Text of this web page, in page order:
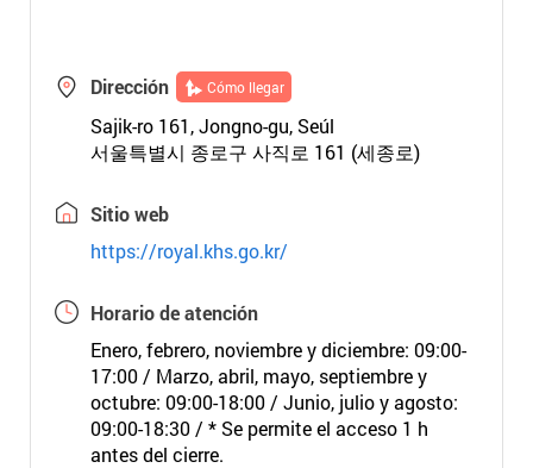
Dirección Cómo llegar
Sajik-ro 161, Jongno-gu, Seúl
서울특별시 종로구 사직로 161 (세종로)
Sitio web
https://royal.khs.go.kr/
Horario de atención
Enero, febrero, noviembre y diciembre: 09:00-
17:00 / Marzo, abril, mayo, septiembre y
octubre: 09:00-18:00 / Junio, julio y agosto:
09:00-18:30 / * Se permite el acceso 1 h
antes del cierre.